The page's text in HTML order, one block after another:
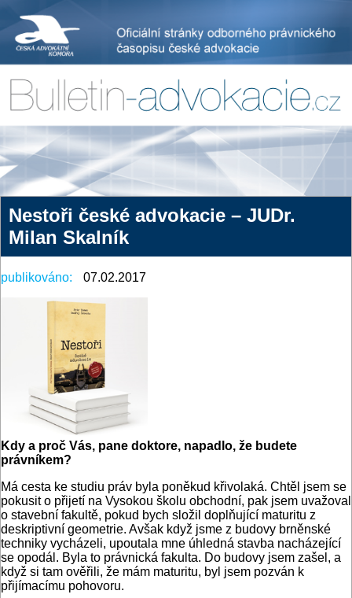
Nestoři české advokacie – JUDr.
Milan Skalník
publikováno: 07.02.2017
Kdy a proč Vás, pane doktore, napadlo, že budete
právníkem?
Má cesta ke studiu práv byla poněkud křivolaká. Chtěl jsem se
pokusit o přijetí na Vysokou školu obchodní, pak jsem uvažoval
o stavební fakultě, pokud bych složil doplňující maturitu z
deskriptivní geometrie. Avšak když jsme z budovy brněnské
techniky vycházeli, upoutala mne úhledná stavba nacházející
se opodál. Byla to právnická fakulta. Do budovy jsem zašel, a
když si tam ověřili, že mám maturitu, byl jsem pozván k
přijímacímu pohovoru.